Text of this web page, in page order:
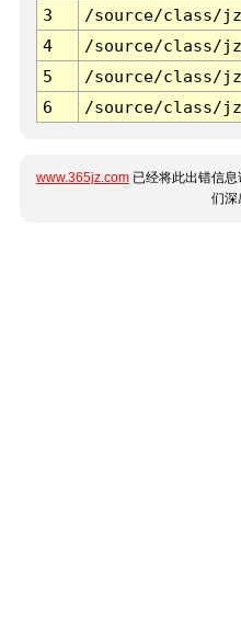
3 /source/class/
4
/source/class/
5
/source/class/
6
/source/class/
www.365jz.com 已经将此出错信
们深